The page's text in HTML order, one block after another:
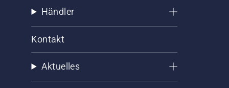
Händler
Kontakt
Aktuelles